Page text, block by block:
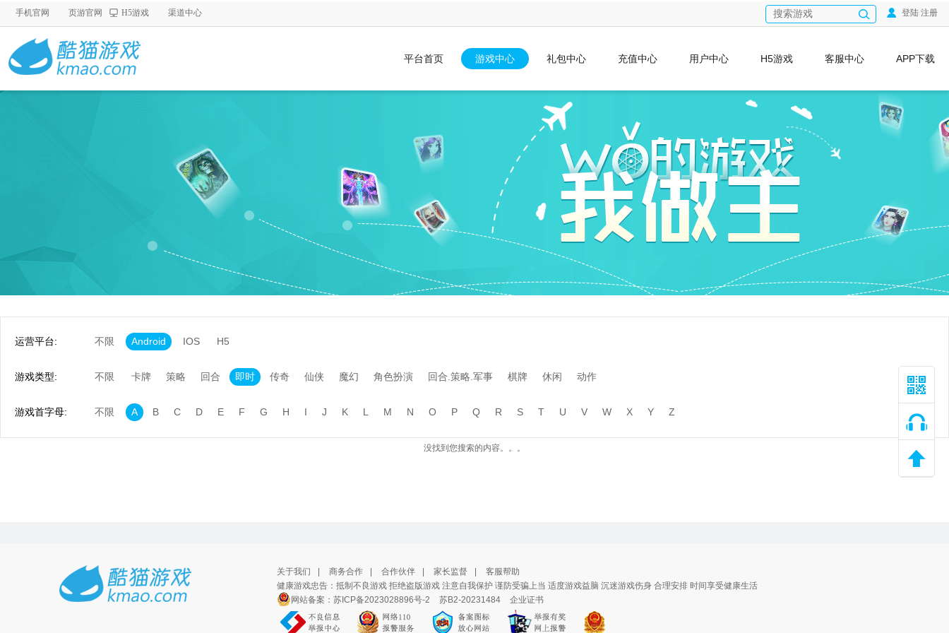
手机官网 页游官网 H5游戏 渠道中心 登陆 注册
平台首页 游戏中心 礼包中心 充值中心 用户中心 H5游戏 客服中心 APP下载
运营平台: 不限 Android IOS H5
游戏类型: 不限 卡牌 策略 回合 即时 传奇 仙侠 魔幻 角色扮演 回合.策略.军事 棋牌 休闲 动作
游戏首字母: 不限 A B C D E F G H I J K L M N O P Q R S T U V W X Y Z
没找到您搜索的内容。。。
关于我们 商务合作 合作伙伴 家长监督
客服帮助
健康游戏忠告：抵制不良游戏 拒绝盗版游戏 注意自我保护 谨防受骗上当 适度游戏益脑 沉迷游戏伤身 合理安排 时间享受健康生活
网站备案： 苏ICP备2023028896号-2 苏B2-20231484 企业证书